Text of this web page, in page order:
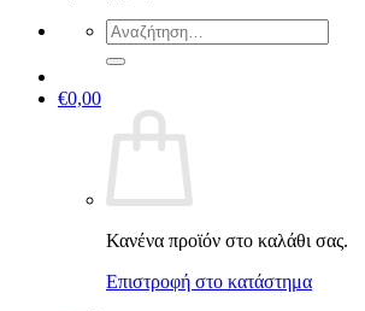
Αναζήτηση
για:
€0,00
Κανένα προϊόν στο καλάθι σας.
Επιστροφή στο κατάστημα